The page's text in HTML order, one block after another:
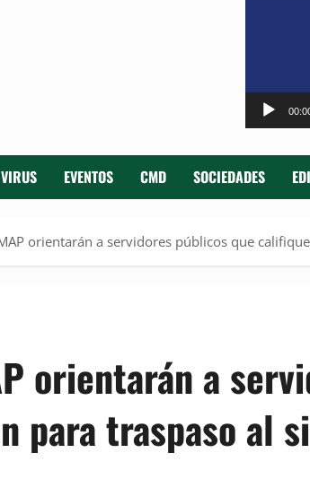
EVENTOS CMD SOCIEDADES
orientarán a servidores públicos que
orientarán a
para traspaso al